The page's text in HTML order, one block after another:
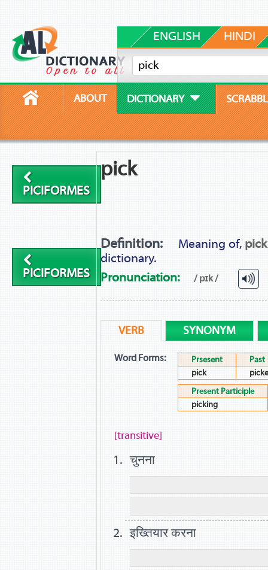
ENGLISH HINDI
ABOUT DICTIONARY
PICIFORMES
PICIFORMES
pick
Definition: Meaning of, pick
dictionary.
Pronunciation:
/ pɪk /
VERB SYNONYM
Word Forms: Prsesent
Past
pick
Present Participle
picking
[transitive]
चुनना
इख्तियार करना